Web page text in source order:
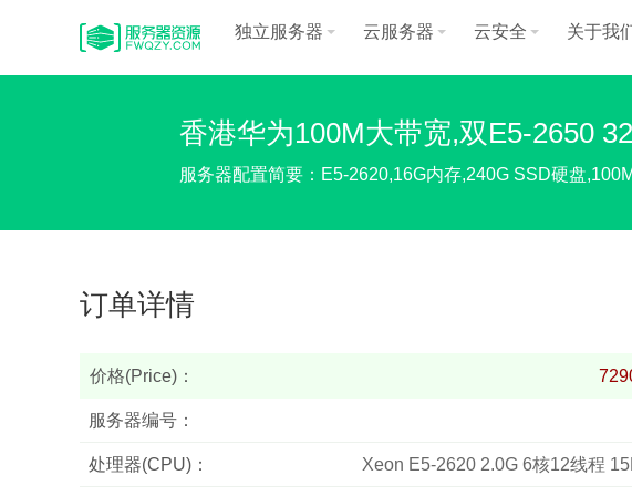
独立服务器 云服务器 云安全 关于我
香港华为100M大带宽,双E5-2650
服务器配置简要：E5-2620,16G内存,240G SSD硬盘
订单详情
价格(Price)：
服务器编号：
处理器(CPU)： Xeon E5-2620 2.0G 6核12线程